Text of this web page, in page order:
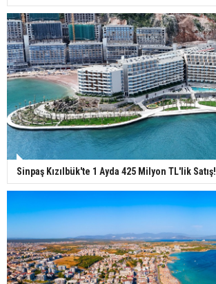
Sinpaş Kızılbük'te 1 Ayda 425 Milyon TL'lik Satış!